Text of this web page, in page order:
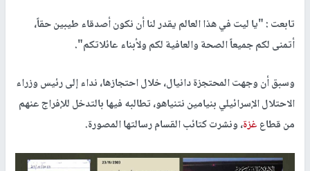
تابعت : "يا ليت في هذا العالم يقدر لنا أن نكون أصدقاء طيبين حقاً،
أتمنى لكم جميعاً الصحة والعافية لكم ولأبناء عائلاتكم".
وسبق أن وجهت المحتجزة دانيال، خلال احتجازها، نداء إلى رئيس وزراء
الاحتلال الإسرائيلي بنيامين نتنياهو، تطالبه فيها بالتدخل للإفراج عنهم
من قطاعغزة، ونشرت كتائب القسام رسالتها المصورة.